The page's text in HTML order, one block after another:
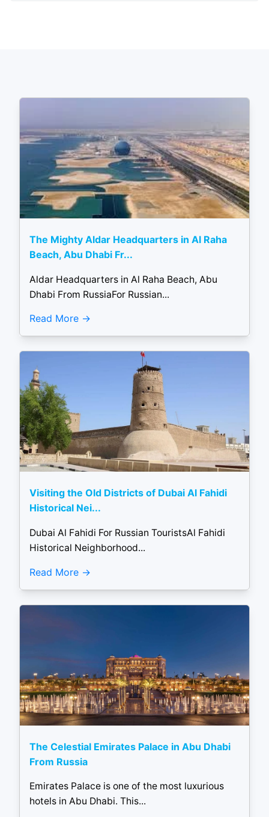
The Mighty Aldar Headquarters in Al Raha
Beach, Abu Dhabi Fr...
Aldar Headquarters in Al Raha Beach, Abu
Dhabi From RussiaFor Russian...
Read More
Visiting the Old Districts of Dubai Al Fahidi
Historical Nei...
Dubai Al Fahidi For Russian TouristsAl Fahidi
Historical Neighborhood...
Read More
The Celestial Emirates Palace in Abu Dhabi
From Russia
Emirates Palace is one of the most luxurious
hotels in Abu Dhabi. This...